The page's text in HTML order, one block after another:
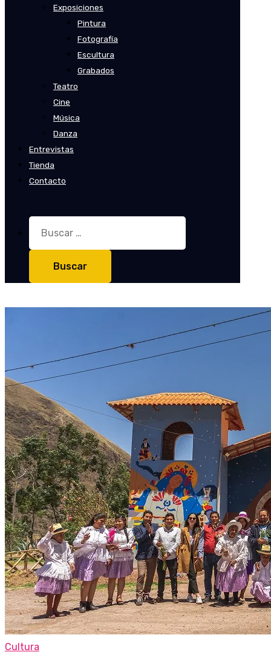
Exposiciones
Pintura
Fotografía
Escultura
Grabados
Teatro
Cine
Música
Danza
Entrevistas
Tienda
Contacto
Buscar:
Cultura